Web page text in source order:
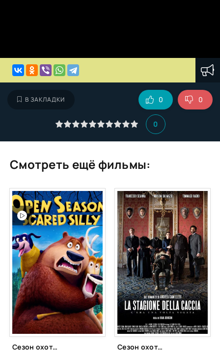
В ЗАКЛАДКИ
0
0 0
Смотреть ещё фильмы:
Сезон охоты 4: Страшно глупо Сезон охоты: Однажды в Вигате